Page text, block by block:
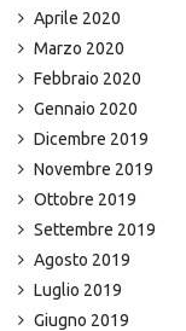
Aprile 2020
Marzo 2020
Febbraio 2020
Gennaio 2020
Dicembre 2019
Novembre 2019
Ottobre 2019
Settembre 2019
Agosto 2019
Luglio 2019
Giugno 2019